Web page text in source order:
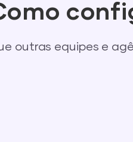
outras equipes e